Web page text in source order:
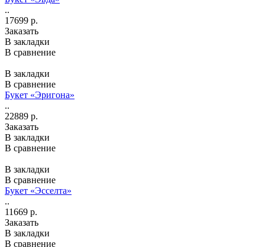
..
17699 р.
Заказать
В закладки
В сравнение
В закладки
В сравнение
Букет «Эригона»
..
22889 р.
Заказать
В закладки
В сравнение
В закладки
В сравнение
Букет «Эсселта»
..
11669 р.
Заказать
В закладки
В сравнение